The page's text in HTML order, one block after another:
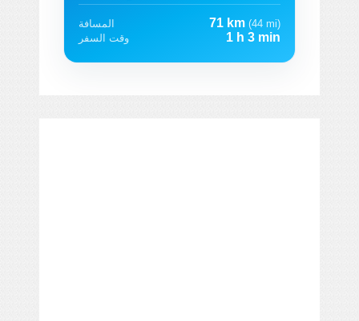
المسافة 71 km (44 mi)
وقت السفر
1 h 3 min